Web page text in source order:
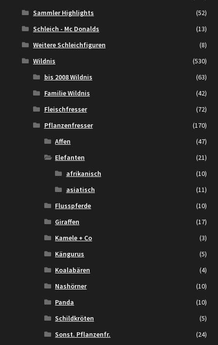
Sammler Highlights
(52)
Schleich - Mc Donalds
(13)
Weitere Schleichfiguren
(8)
Wildnis
(530)
bis 2008 Wildnis
(63)
Familie Wildnis
(42)
Fleischfresser
(72)
Pflanzenfresser
(170)
Affen
(47)
Elefanten
(21)
afrikanisch
(10)
asiatisch
(11)
Flusspferde
(10)
Giraffen
(17)
Kamele + Co
(3)
Kängurus
(5)
Koalabären
(4)
Nashörner
(10)
Panda
(10)
Schildkröten
(5)
Sonst. Pflanzenfr.
(24)